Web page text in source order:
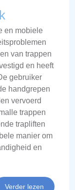
en mobiele
van trappen
en heeft
gebruiker
handgrepen
vervoerd
trappen
trapliften
manier om
en
Verder lezen